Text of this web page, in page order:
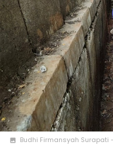
photo Budhi Firmansyah Surapati